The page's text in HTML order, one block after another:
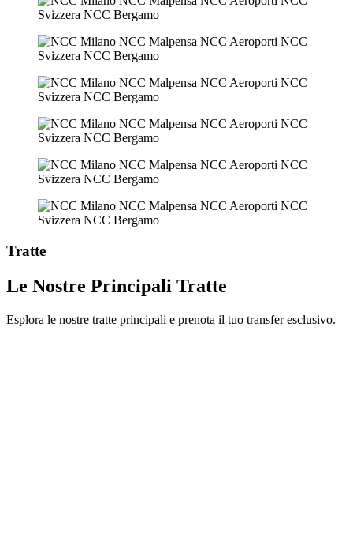
Tratte
Le Nostre Principali Tratte
Esplora le nostre tratte principali e prenota il tuo transfer esclusivo.